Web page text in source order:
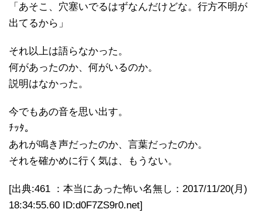
「あそこ、穴塞いでるはずなんだけどな。行方不明が
出てるから」
それ以上は語らなかった。
何があったのか、何がいるのか。
説明はなかった。
今でもあの音を思い出す。
ﾁｯﾀ。
あれが鳴き声だったのか、言葉だったのか。
それを確かめに行く気は、もうない。
[出典:461 ：本当にあった怖い名無し：2017/11/20(月)
18:34:55.60 ID:d0F7ZS9r0.net]